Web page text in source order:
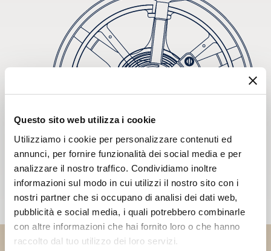
Questo sito web utilizza i cookie
Utilizziamo i cookie per personalizzare contenuti ed
annunci, per fornire funzionalità dei social media e per
analizzare il nostro traffico. Condividiamo inoltre
informazioni sul modo in cui utilizzi il nostro sito con i
nostri partner che si occupano di analisi dei dati web,
pubblicità e social media, i quali potrebbero combinarle
con altre informazioni che hai fornito loro o che hanno
raccolto dal tuo utilizzo dei loro servizi.